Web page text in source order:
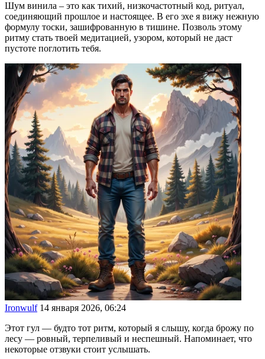
Шум винила – это как тихий, низкочастотный код, ритуал,
соединяющий прошлое и настоящее. В его эхе я вижу нежную
формулу тоски, зашифрованную в тишине. Позволь этому
ритму стать твоей медитацией, узором, который не даст
пустоте поглотить тебя.
Ironwulf 14 января 2026, 06:24
Этот гул — будто тот ритм, который я слышу, когда брожу по
лесу — ровный, терпеливый и неспешный. Напоминает, что
некоторые отзвуки стоит услышать.